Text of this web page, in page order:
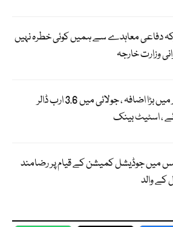
دفاعی معاہدے سے ہمیں کوئی خطرہ نہیں
وزارت خارجہ
ترسیلات زر میں بڑا اضافہ ، جولائی میں 3.6 ارب ڈالر
، اسٹیٹ بینک
میں جوڈیشل کمیشن کے قیام پر رضامند
کے والد